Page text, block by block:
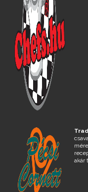
akár